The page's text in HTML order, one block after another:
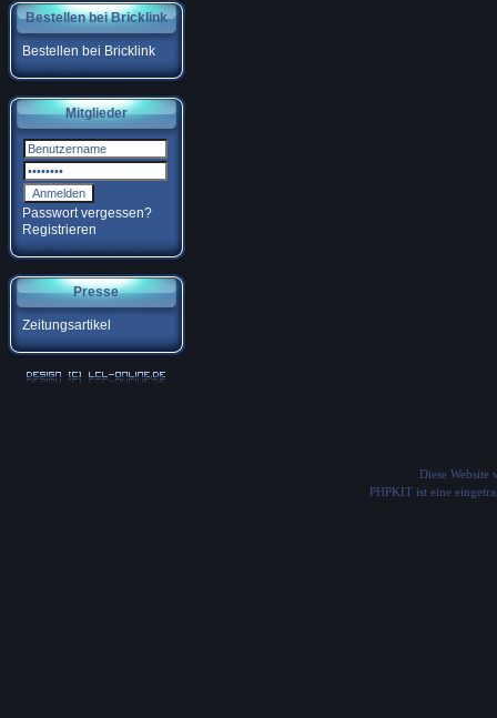
Bestellen bei Bricklink
Bestellen bei Bricklink
Mitglieder
Passwort vergessen?
Registrieren
Presse
Zeitungsartikel
Diese Website
PHPKIT ist eine